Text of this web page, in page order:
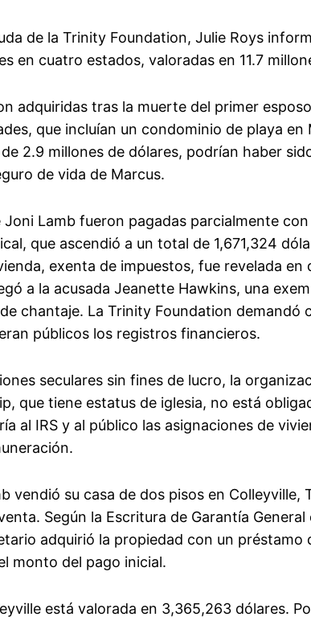
de la Trinity Foundation, Julie Roys
en cuatro estados, valoradas en 11.7
adquiridas tras la muerte del primer
que incluían un condominio de playa en
2.9 millones de dólares, podrían haber
de vida de Marcus.
Lamb fueron pagadas parcialmente
que ascendió a un total de 1,671,324
exenta de impuestos, fue revelada en
a la acusada Jeanette Hawkins, una
chantaje. La Trinity Foundation demandó
públicos los registros financieros.
seculares sin fines de lucro, la
que tiene estatus de iglesia, no está
al IRS y al público las asignaciones de
vendió su casa de dos pisos en Colleyville,
Según la Escritura de Garantía General
adquirió la propiedad con un préstamo
monto del pago inicial.
está valorada en 3,365,263 dólares.